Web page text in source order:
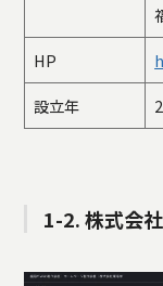
HP
設立年
1-2. 株式会